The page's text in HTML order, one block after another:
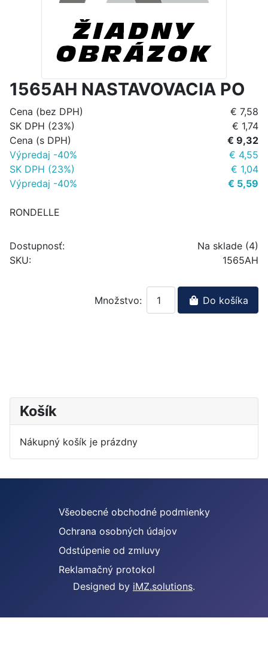
1565AH NASTAVOVACIA PO
Cena (bez DPH)
€ 7,58
SK DPH (23%)
€ 1,74
Cena (s DPH)
€ 9,32
Výpredaj -40%
€ 4,55
SK DPH (23%)
€ 1,04
Výpredaj -40%
€ 5,59
RONDELLE
Dostupnosť:
Na sklade (4)
SKU:
1565AH
Množstvo: Do košíka
Košík
Nákupný košík je prázdny
Všeobecné obchodné podmienky
Ochrana osobných údajov
Odstúpenie od zmluvy
Reklamačný protokol
Designed by iMZ.solutions.